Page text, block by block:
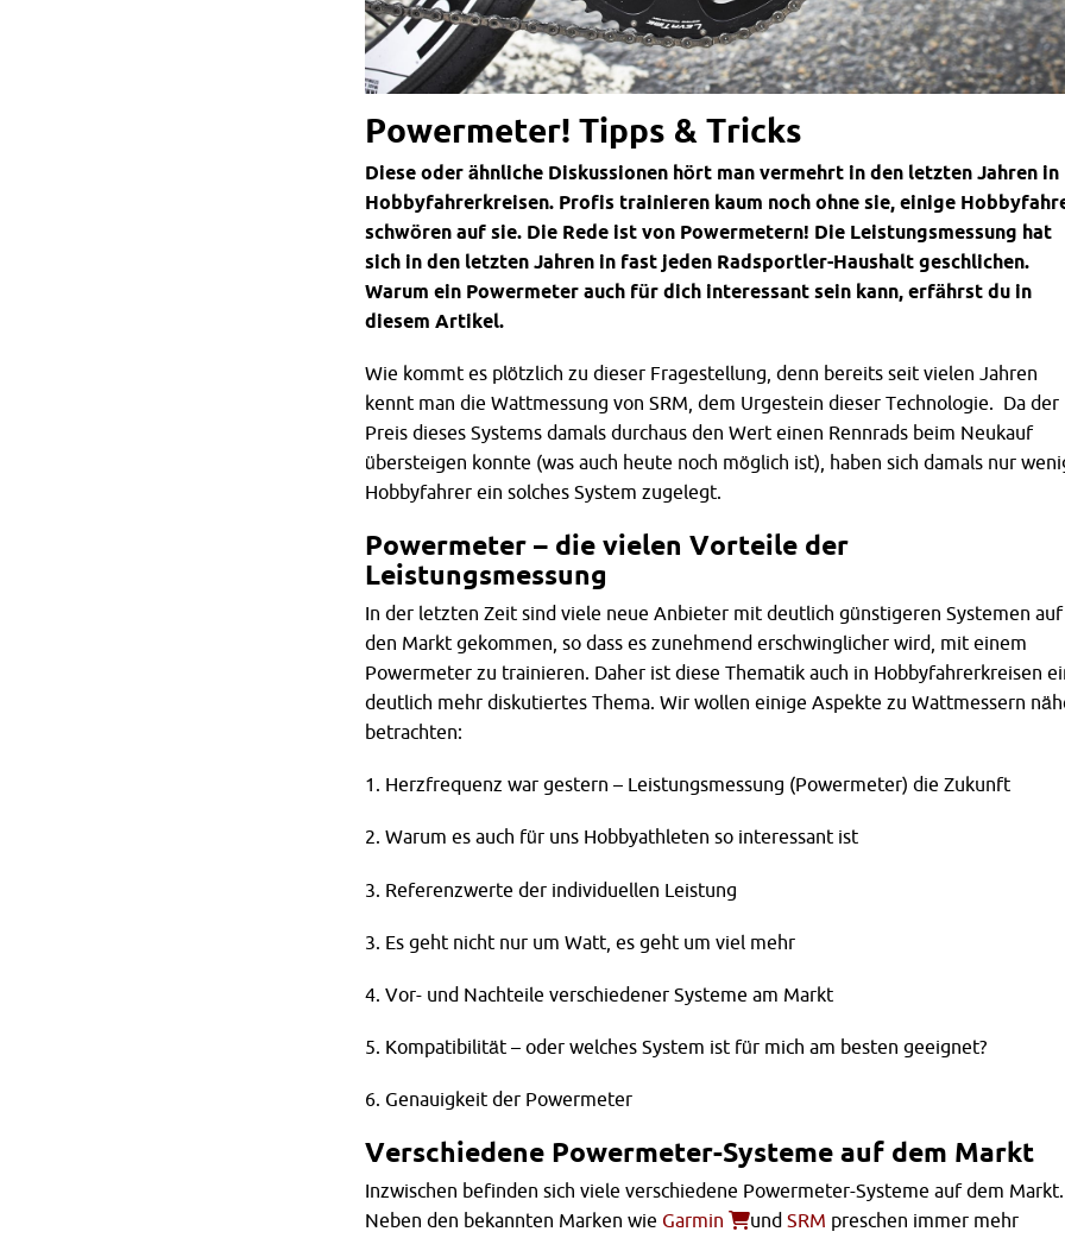
Powermeter! Tipps & Tricks
Diese oder ähnliche Diskussionen hört man vermehrt in den letzten Jahren in
Hobbyfahrerkreisen. Profis trainieren kaum noch ohne sie, einige
schwören auf sie. Die Rede ist von Powermetern! Die Leistungsmessung hat
sich in den letzten Jahren in fast jeden Radsportler-Haushalt geschlichen.
Warum ein Powermeter auch für dich interessant sein kann, erfährst du in
diesem Artikel.
Wie kommt es plötzlich zu dieser Fragestellung, denn bereits seit vielen Jahren
kennt man die Wattmessung von SRM, dem Urgestein dieser Technologie. Da der
Preis dieses Systems damals durchaus den Wert einen Rennrads beim Neukauf
übersteigen konnte (was auch heute noch möglich ist), haben sich damals nur
Hobbyfahrer ein solches System zugelegt.
Powermeter – die vielen Vorteile der
Leistungsmessung
In der letzten Zeit sind viele neue Anbieter mit deutlich günstigeren Systemen auf
den Markt gekommen, so dass es zunehmend erschwinglicher wird, mit einem
Powermeter zu trainieren. Daher ist diese Thematik auch in Hobbyfahrerkreisen
deutlich mehr diskutiertes Thema. Wir wollen einige Aspekte zu Wattmessern
betrachten:
1. Herzfrequenz war gestern – Leistungsmessung (Powermeter) die Zukunft
2. Warum es auch für uns Hobbyathleten so interessant ist
3. Referenzwerte der individuellen Leistung
3. Es geht nicht nur um Watt, es geht um viel mehr
4. Vor- und Nachteile verschiedener Systeme am Markt
5. Kompatibilität – oder welches System ist für mich am besten geeignet?
6. Genauigkeit der Powermeter
Verschiedene Powermeter-Systeme auf dem Markt
Inzwischen befinden sich viele verschiedene Powermeter-Systeme auf dem Markt.
Neben den bekannten Marken wie Garmin und SRM preschen immer mehr